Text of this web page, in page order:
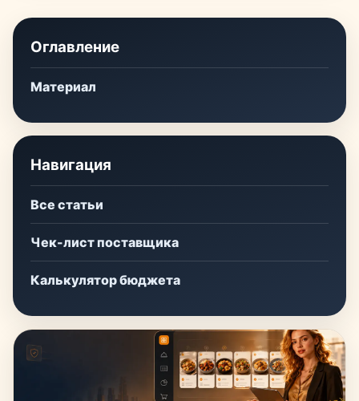
Оглавление
Материал
Навигация
Все статьи
Чек-лист поставщика
Калькулятор бюджета